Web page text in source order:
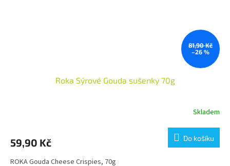
81,90 Kč
–26 %
Roka Sýrové Gouda sušenky 70g
Skladem
59,90 Kč Do košíku
ROKA Gouda Cheese Crispies, 70g